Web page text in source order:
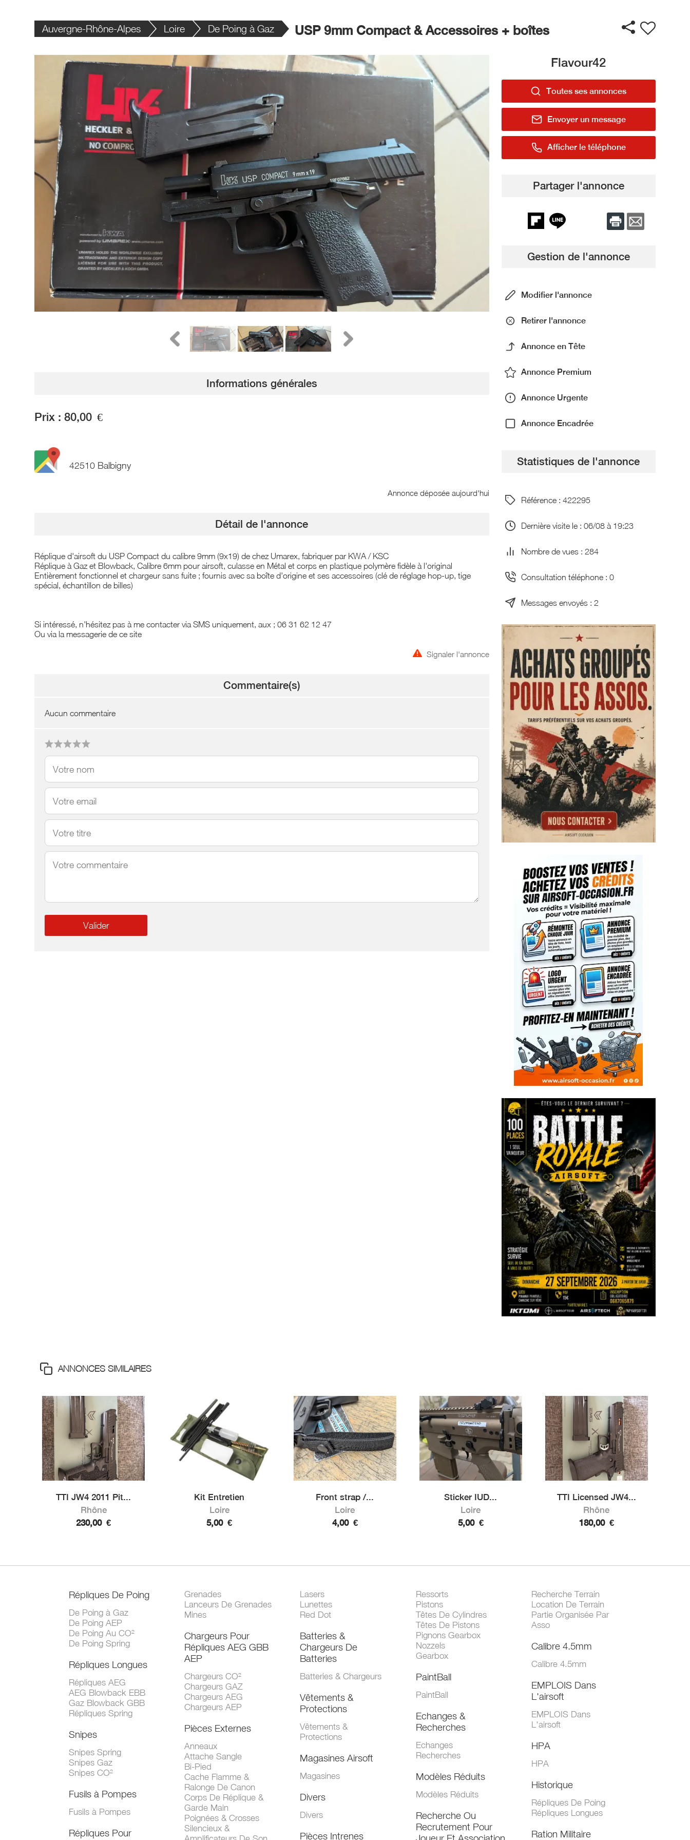
Auvergne-Rhône-Alpes Loire De Poing à Gaz USP 9mm Compact & Accessoires + boîtes
Informations générales
Prix : 80,00 €
42510 Balbigny
Annonce déposée aujourd'hui
Détail de l'annonce
Réplique d'airsoft du USP Compact du calibre 9mm (9x19) de chez Umarex, fabriquer par KWA / KSC
Réplique à Gaz et Blowback, Calibre 6mm pour airsoft, culasse en Métal et corps en plastique polymère fidèle à l'original
Entièrement fonctionnel et chargeur sans fuite ; fournis avec sa boîte d'origine et ses accessoires (clé de réglage hop-up, tige
spécial, échantillon de billes)
Si intéressé, n'hésitez pas à me contacter via SMS uniquement, aux ; 06 31 62 12 47
Ou via la messagerie de ce site
Signaler l'annonce
Commentaire(s)
Aucun commentaire
Flavour42
Toutes ses annonces
Envoyer un message
Afficher le téléphone
Partager l'annonce
Gestion de l'annonce
Modifier l'annonce
Retirer l'annonce
Annonce en Tête
Annonce Premium
Annonce Urgente
Annonce Encadrée
Statistiques de l'annonce
Référence : 422295
Dernière visite le : 06/08 à 19:23
Nombre de vues : 284
Consultation téléphone : 0
Messages envoyés : 2
ANNONCES SIMILAIRES
TTI JW4 2011 Pit...
Rhône
230,00 €
Kit Entretien
Loire
5,00 €
Front strap /...
Loire
4,00 €
Sticker IUD...
Loire
5,00 €
TTI Licensed JW4...
Rhône
180,00 €
Répliques De Poing
De Poing à Gaz
De Poing AEP
De Poing Au CO²
De Poing Spring
Répliques Longues
Répliques AEG
AEG Blowback EBB
Gaz Blowback GBB
Répliques Spring
Snipes
Snipes Spring
Snipes Gaz
Snipes CO²
Fusils à Pompes
Fusils à Pompes
Répliques Pour
Grenades
Lanceurs De Grenades
Mines
Chargeurs Pour
Répliques AEG GBB
AEP
Chargeurs CO²
Chargeurs GAZ
Chargeurs AEG
Chargeurs AEP
Pièces Externes
Anneaux
Attache Sangle
Bi-Pied
Cache Flamme &
Ralonge De Canon
Corps De Réplique &
Garde Main
Poignées & Crosses
Silencieux &
Lasers
Lunettes
Red Dot
Batteries &
Chargeurs De
Batteries
Batteries & Chargeurs
Vêtements &
Protections
Vêtements &
Protections
Magasines Airsoft
Magasines
Divers
Divers
Pièces Intrenes
Ressorts
Pistons
Têtes De Cylindres
Têtes De Pistons
Pignons Gearbox
Nozzels
Gearbox
PaintBall
PaintBall
Echanges &
Recherches
Echanges
Recherches
Modèles Réduits
Modèles Réduits
Recherche Ou
Recrutement Pour
Recherche Terrain
Location De Terrain
Partie Organisée Par
Asso
Calibre 4.5mm
Calibre 4.5mm
EMPLOIS Dans
L'airsoft
EMPLOIS Dans
L'airsoft
HPA
HPA
Historique
Répliques De Poing
Répliques Longues
Ration Militaire